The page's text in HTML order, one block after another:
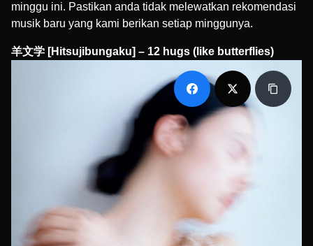
minggu ini. Pastikan anda tidak melewatkan rekomendasi
musik baru yang kami berikan setiap minggunya.
羊文学 [Hitsujibungaku] – 12 hugs (like butterflies)